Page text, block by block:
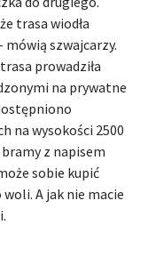
trasa wiodła
mówią szwajcarzy.
prowadziła
na prywatne
na wysokości 2500
z napisem
sobie kupić
A jak nie macie